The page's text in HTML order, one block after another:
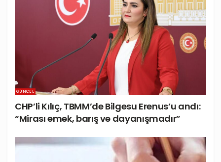
GÜNCEL
CHP’li Kılıç, TBMM’de Bilgesu Erenus’u andı:
“Mirası emek, barış ve dayanışmadır”